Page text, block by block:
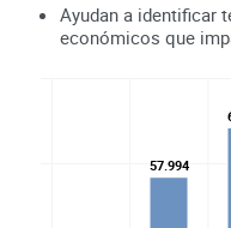
Ayudan a identificar
económicos que
57.994
57.994